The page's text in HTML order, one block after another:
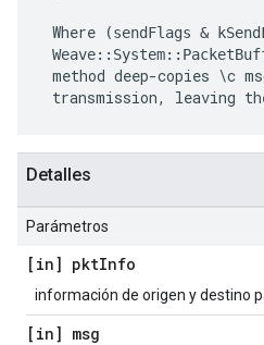
Where (sendFlags &
Weave:: System::
method deep-copies \c
transmission, leaving
Detalles
Parámetros
[in] pktInfo
información de origen y destino
[in] msg